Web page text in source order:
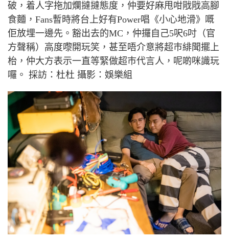
破，着人字拖加爛撻撻態度，仲要好麻甩咁戙戙高腳
食麵， Fans暫時將台上好有Power唱《小心地滑》嘅
佢放埋一邊先。豁出去的MC ，仲攞自己5呎6吋 （官
方聲稱） 高度嚟開玩笑，甚至唔介意將超巿緋聞擺上
枱 ，仲大方表示一直等緊做超巿代言人，呢啲咪識玩
囉。 採訪：杜杜 攝影：娛樂組